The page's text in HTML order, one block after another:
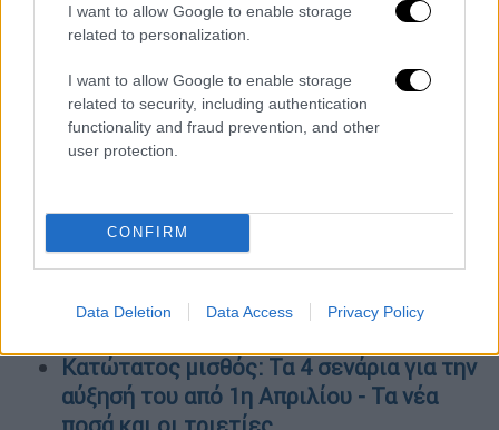
I want to allow Google to enable storage
related to personalization.
I want to allow Google to enable storage
related to security, including authentication
functionality and fraud prevention, and other
user protection.
CONFIRM
Data Deletion Data Access Privacy Policy
Πώς εντοπίστηκε το 11 μηνών
κοριτσάκι
Ανοιχτά τα καταστήματα σήμερα
Δευτέρα 2 Ιανουαρίου; Τι ισχύει για
σούπερ μάρκετ και λαϊκές αγορές
Η απίστευτη ιστορία του Ταξιάρχη στη
κώμα λίγο πριν οι γονείς του δωρίσουν
τα όργανα
Τζέρεμι Ρένερ - Τραυματίστηκε ενώ
Κατώτατος μισθός: Τα 4 σενάρια για την
αύξησή του από 1η Απριλίου - Τα νέα